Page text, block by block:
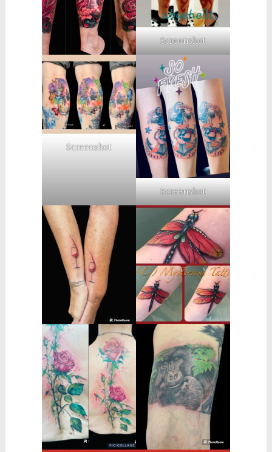
Screenshot
Screenshot
Screenshot